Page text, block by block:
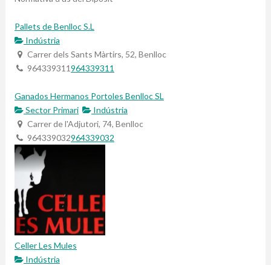
Pallets de Benlloc S.L
Indústria
Carrer dels Sants Màrtirs, 52, Benlloc
964339311964339311
Ganados Hermanos Portoles Benlloc SL
Sector Primari
Indústria
Carrer de l'Adjutori, 74, Benlloc
964339032964339032
Celler Les Mules
Indústria